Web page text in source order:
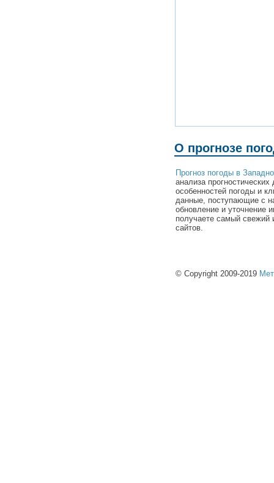
О прогнозе
Прогноз погоды в
анализа
особенностей погоды и
данные, поступающие с
обновление и уточнение
получаете самый свежий
сайтов.
© Copyright 2009-2019